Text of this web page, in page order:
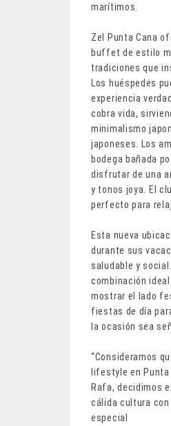
marítimos.
Zel Punta Cana
buffet de estilo
tradiciones que
Los huéspedes
experiencia
cobra vida,
minimalismo
japoneses. Los
bodega bañada
disfrutar de una
y tonos joya. El
perfecto para
Esta nueva
durante sus
saludable y
combinación
mostrar el lado
fiestas de día
la ocasión sea
“Consideramos
lifestyle en Punta
Rafa, decidimos
cálida cultura con
especial